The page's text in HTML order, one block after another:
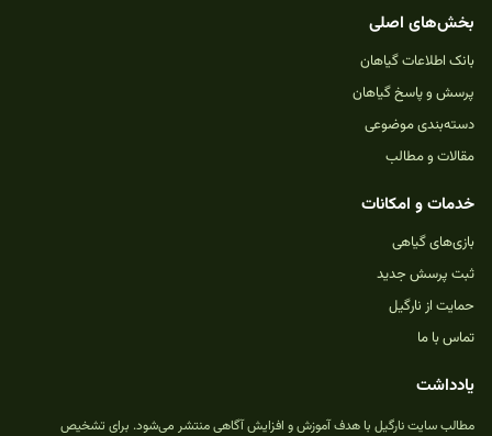
بخش‌های اصلی
بانک اطلاعات گیاهان
پرسش و پاسخ گیاهان
دسته‌بندی موضوعی
مقالات و مطالب
خدمات و امکانات
بازی‌های گیاهی
ثبت پرسش جدید
حمایت از نارگیل
تماس با ما
یادداشت
مطالب سایت نارگیل با هدف آموزش و افزایش آگاهی منتشر می‌شود. برای تشخیص